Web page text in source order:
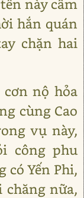
này cầm
hắn quán
chặn hai
nộ hỏa
cùng Cao
vụ này,
công phu
có Yến Phi,
nữa,